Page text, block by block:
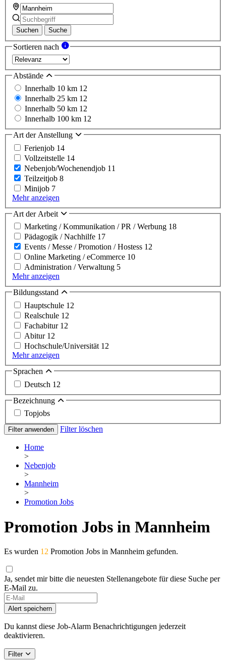
Suchen Suche
Sortieren nach
Abstände
Innerhalb 10 km 12
Innerhalb 25 km 12
Innerhalb 50 km 12
Innerhalb 100 km 12
Art der Anstellung
Ferienjob 14
Vollzeitstelle 14
Nebenjob/Wochenendjob 11
Teilzeitjob 8
Minijob 7
Mehr anzeigen
Art der Arbeit
Marketing / Kommunikation / PR / Werbung 18
Pädagogik / Nachhilfe 17
Events / Messe / Promotion / Hostess 12
Online Marketing / eCommerce 10
Administration / Verwaltung 5
Mehr anzeigen
Bildungsstand
Hauptschule 12
Realschule 12
Fachabitur 12
Abitur 12
Hochschule/Universität 12
Mehr anzeigen
Sprachen
Deutsch 12
Bezeichnung
Topjobs
Filter anwenden Filter löschen
Home
>
Nebenjob
>
Mannheim
>
Promotion Jobs
Promotion Jobs in Mannheim
Es wurden 12 Promotion Jobs in Mannheim gefunden.
Ja, sendet mir bitte die neuesten Stellenangebote für diese Suche per
E-Mail zu.
If
you
are
a
human,
this
field
Alert speichern
Du kannst diese Job-Alarm Benachrichtigungen jederzeit
deaktivieren.
Filter